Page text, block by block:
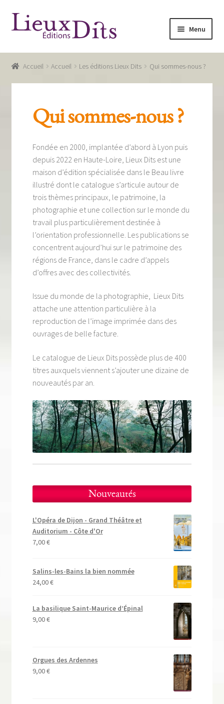
Aller
à
navigation
Aller
au
Menu
Accueil
Mon compte
Recevoir notre newsletter
Tous nos livres
Nous contacter
Qui sommes-nous ?
Les éditions Lieux Dits
Accueil Accueil Les éditions Lieux Dits Qui sommes-nous ?
Qui sommes-nous ?
Fondée en 2000, implantée d’abord à Lyon puis
depuis 2022 en Haute-Loire, Lieux Dits est une
maison d’édition spécialisée dans le Beau livre
illustré dont le catalogue s’articule autour de
trois thèmes principaux, le patrimoine, la
photographie et une collection sur le monde du
travail plus particulièrement destinée à
l’orientation professionnelle. Les publications se
concentrent aujourd’hui sur le patrimoine des
régions de France, dans le cadre d’appels
d’offres avec des collectivités.
Issue du monde de la photographie, Lieux Dits
attache une attention particulière à la
reproduction de l’image imprimée dans des
ouvrages de belle facture.
Le catalogue de Lieux Dits possède plus de 400
titres auxquels viennent s’ajouter une dizaine de
nouveautés par an.
Nouveautés
L'Opéra de Dijon - Grand Théâtre et
Auditorium - Côte d'Or
7,00€
Salins-les-Bains la bien nommée
24,00€
La basilique Saint-Maurice d’Épinal
9,00€
Orgues des Ardennes
9,00€